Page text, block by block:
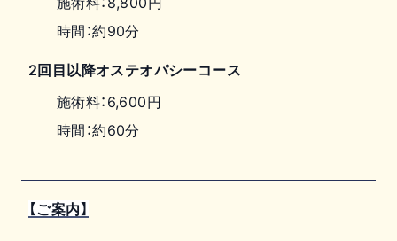
時間：約90分
2回目以降オステオパシーコース
施術料：6,600円
時間：約60分
【ご案内】